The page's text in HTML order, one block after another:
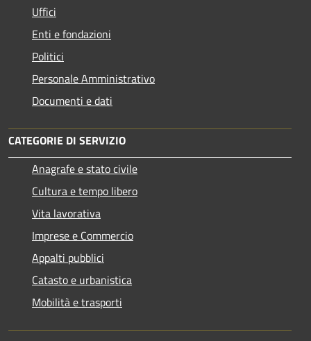
Uffici
Enti e fondazioni
Politici
Personale Amministrativo
Documenti e dati
CATEGORIE DI SERVIZIO
Anagrafe e stato civile
Cultura e tempo libero
Vita lavorativa
Imprese e Commercio
Appalti pubblici
Catasto e urbanistica
Mobilità e trasporti